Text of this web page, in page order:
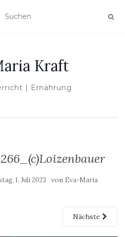
Kraft
| Ernährung
1. Juli 2023 von Eva-Maria
Nächste